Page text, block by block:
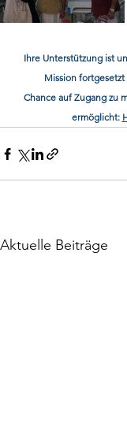
Ihre Unterstützung ist
Mission
ermöglicht:
Aktuelle Beiträge